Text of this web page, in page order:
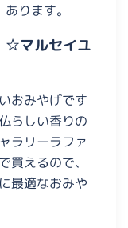
あります。
☆マルセイユ
おみやげです
らしい香りの
ラリーラファ
買えるので、
最適なおみや